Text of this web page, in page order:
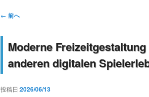
投稿ナビゲーション
← 前へ
Moderne
anderen digitalen
投稿日:2026/06/13